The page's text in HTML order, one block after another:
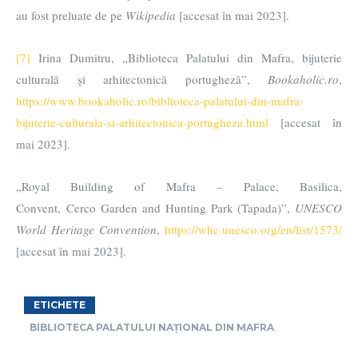
au fost preluate de pe Wikipedia [accesat în mai 2023].
[7] Irina Dumitru, „Biblioteca Palatului din Mafra, bijuterie
culturală şi arhitectonică portugheză”, Bookaholic.ro,
https://www.bookaholic.ro/biblioteca-palatului-din-mafra-
bijuterie-culturala-si-arhitectonica-portugheza.html [accesat în
mai 2023].
„Royal Building of Mafra – Palace, Basilica,
Convent, Cerco Garden and Hunting Park (Tapada)”, UNESCO
World Heritage Convention, https://whc.unesco.org/en/list/1573/
[accesat în mai 2023].
ETICHETE
BIBLIOTECA PALATULUI NAȚIONAL DIN MAFRA